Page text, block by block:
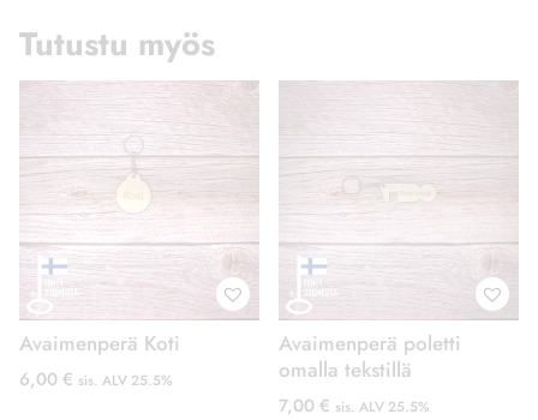
Tutustu myös
Avaimenperä Koti
6,00 € sis. ALV 25.5%
Avaimenperä poletti
omalla tekstillä
7,00 € sis. ALV 25.5%